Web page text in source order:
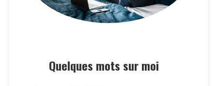
Quelques mots sur moi